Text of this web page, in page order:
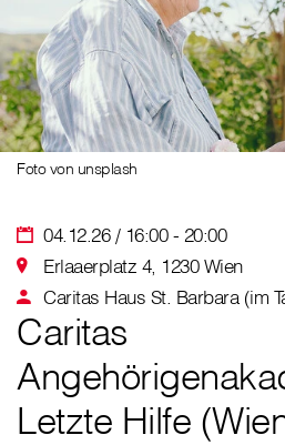
04.12.26 / 16:00 - 20:00
Erlaaerplatz 4, 1230 Wien
Caritas Haus St. Barbara (im
Foto von unsplash
Caritas
Letzte Hilfe